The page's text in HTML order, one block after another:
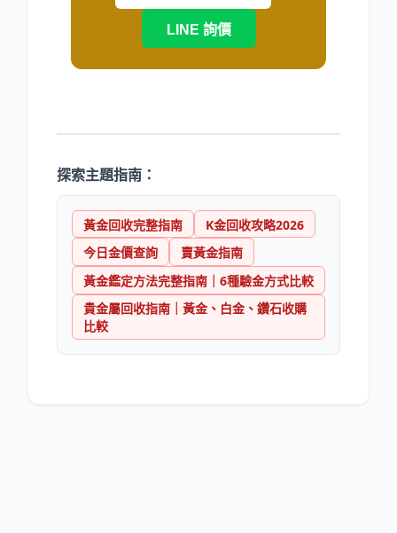
LINE 詢價
探索主題指南：
黃金回收完整指南
K金回收攻略2026
今日金價查詢
賣黃金指南
黃金鑑定方法完整指南｜6種驗金方式比較
貴金屬回收指南｜黃金、白金、鑽石收購
比較